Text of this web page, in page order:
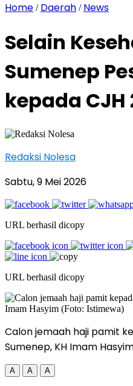
Home / Daerah / News
Selain
Sumenep
kepada CJH
Redaksi Nolesa
Sabtu, 9 Mei 2026
URL berhasil dicopy
URL berhasil dicopy
Calon jemaah haji pamit
Sumenep, KH Imam
A A A